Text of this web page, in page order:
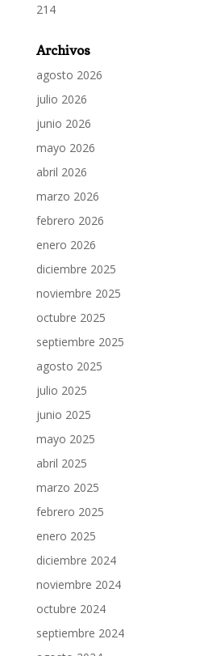
214
Archivos
agosto 2026
julio 2026
junio 2026
mayo 2026
abril 2026
marzo 2026
febrero 2026
enero 2026
diciembre 2025
noviembre 2025
octubre 2025
septiembre 2025
agosto 2025
julio 2025
junio 2025
mayo 2025
abril 2025
marzo 2025
febrero 2025
enero 2025
diciembre 2024
noviembre 2024
octubre 2024
septiembre 2024